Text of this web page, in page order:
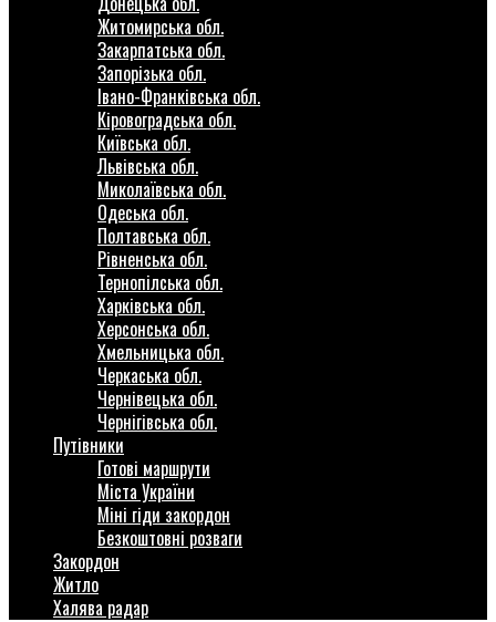
Житомирська обл.
Закарпатська обл.
Запорізька обл.
Івано-Франківська обл.
Кіровоградська обл.
Київська обл.
Львівська обл.
Миколаївська обл.
Одеська обл.
Полтавська обл.
Рівненська обл.
Тернопілська обл.
Харківська обл.
Херсонська обл.
Хмельницька обл.
Черкаська обл.
Чернівецька обл.
Чернігівська обл.
Путівники
Готові маршрути
Міста України
Міні гіди закордон
Безкоштовні розваги
Закордон
Житло
Халява радар